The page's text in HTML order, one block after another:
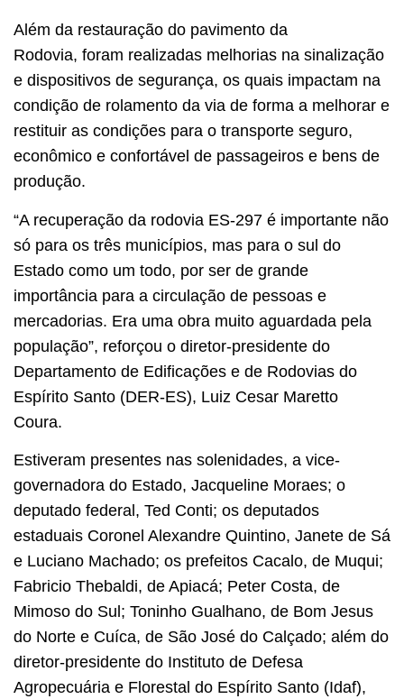
Além da restauração do pavimento da
Rodovia, foram realizadas melhorias na sinalização
e dispositivos de segurança, os quais impactam na
condição de rolamento da via de forma a melhorar e
restituir as condições para o transporte seguro,
econômico e confortável de passageiros e bens de
produção.
“A recuperação da rodovia ES-297 é importante não
só para os três municípios, mas para o sul do
Estado como um todo, por ser de grande
importância para a circulação de pessoas e
mercadorias. Era uma obra muito aguardada pela
população”, reforçou o diretor-presidente do
Departamento de Edificações e de Rodovias do
Espírito Santo (DER-ES), Luiz Cesar Maretto
Coura.
Estiveram presentes nas solenidades, a vice-
governadora do Estado, Jacqueline Moraes; o
deputado federal, Ted Conti; os deputados
estaduais Coronel Alexandre Quintino, Janete de Sá
e Luciano Machado; os prefeitos Cacalo, de Muqui;
Fabricio Thebaldi, de Apiacá; Peter Costa, de
Mimoso do Sul; Toninho Gualhano, de Bom Jesus
do Norte e Cuíca, de São José do Calçado; além do
diretor-presidente do Instituto de Defesa
Agropecuária e Florestal do Espírito Santo (Idaf),